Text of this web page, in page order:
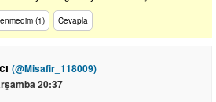
(1) Cevapla
(@Misafir_118009)
20:37